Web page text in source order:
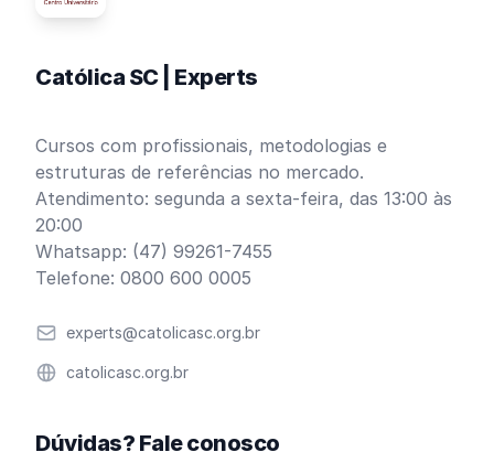
Católica SC | Experts
Cursos com profissionais, metodologias e
estruturas de referências no mercado.
Atendimento: segunda a sexta-feira, das 13:00 às
20:00
Whatsapp: (47) 99261-7455
Telefone: 0800 600 0005
Emailexperts@catolicasc.org.br
Websitecatolicasc.org.br
Dúvidas? Fale conosco